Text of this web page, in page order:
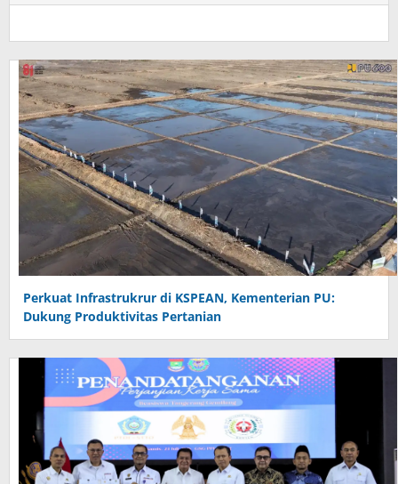
Perkuat Infrastrukrur di KSPEAN, Kementerian PU:
Dukung Produktivitas Pertanian